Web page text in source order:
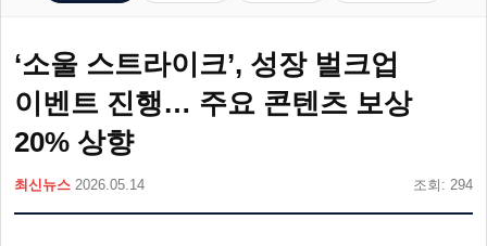
‘소울 스트라이크’, 성장 벌크업
이벤트 진행… 주요 콘텐츠 보상
20% 상향
최신뉴스 2026.05.14 조회: 294